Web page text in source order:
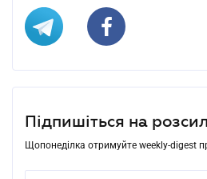
Підпишіться на
Щопонеділка отримуйте weekly-digest